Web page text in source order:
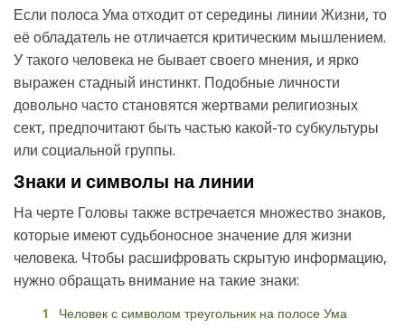
Если полоса Ума отходит от середины линии Жизни, то
её обладатель не отличается критическим мышлением.
У такого человека не бывает своего мнения, и ярко
выражен стадный инстинкт. Подобные личности
довольно часто становятся жертвами религиозных
сект, предпочитают быть частью какой-то субкультуры
или социальной группы.
Знаки и символы на линии
На черте Головы также встречается множество знаков,
которые имеют судьбоносное значение для жизни
человека. Чтобы расшифровать скрытую информацию,
нужно обращать внимание на такие знаки:
Человек с символом треугольник на полосе Ума